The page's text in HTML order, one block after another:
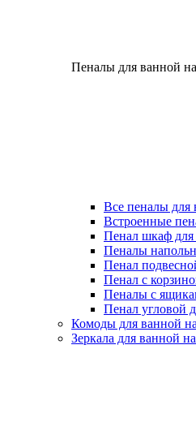
Пеналы для ванной на
Все пеналы для
Встроенные
Пенал шкаф
Пеналы
Пенал
Пенал с
Пеналы с
Пенал угловой
Комоды для ванной на
Зеркала для ванной на